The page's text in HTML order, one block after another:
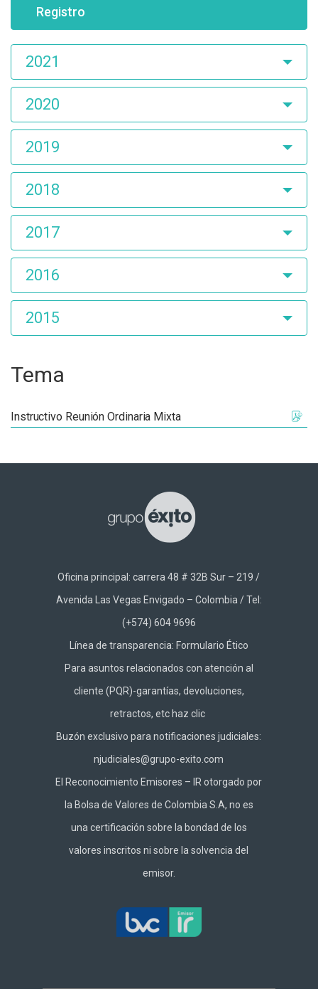
Registro
2021
2020
2019
2018
2017
2016
2015
Tema
Instructivo Reunión Ordinaria Mixta
Oficina principal: carrera 48 # 32B Sur – 219 /
Avenida Las Vegas Envigado – Colombia / Tel:
(+574) 604 9696
Línea de transparencia: Formulario Ético
Para asuntos relacionados con atención al
cliente (PQR)-garantías, devoluciones,
retractos, etc hazclic
Buzón exclusivo para notificaciones judiciales:
njudiciales@grupo-exito.com
El Reconocimiento Emisores – IR otorgado por
la Bolsa de Valores de Colombia S.A, no es
una certificación sobre la bondad de los
valores inscritos ni sobre la solvencia del
emisor.